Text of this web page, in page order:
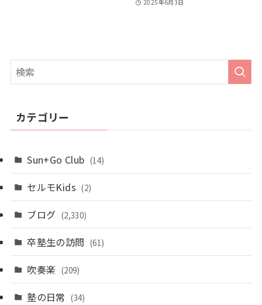
2025年6月3日
カテゴリー
Sun+Go Club (14)
セルモKids (2)
ブログ (2,330)
卒塾生の訪問 (61)
吹奏楽 (209)
塾の日常 (34)